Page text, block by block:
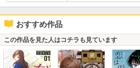
おすすめ作品
この作品を見た人はコチラも見ています